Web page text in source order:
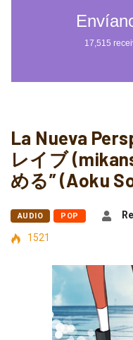
La Nueva
レイブ
める” (Aoku
AUDIO POP
1521